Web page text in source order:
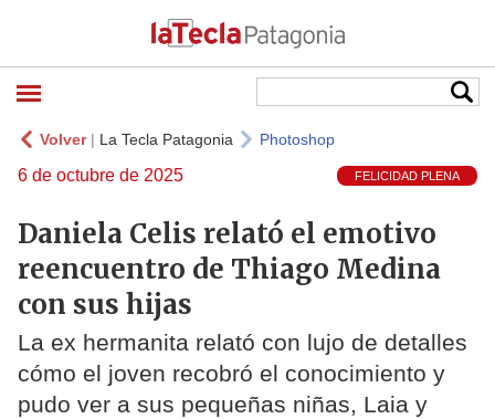
Volver| La Tecla Patagonia Photoshop
6 de octubre de 2025 FELICIDAD PLENA
Daniela Celis relató el emotivo
reencuentro de Thiago Medina
con sus hijas
La ex hermanita relató con lujo de detalles
cómo el joven recobró el conocimiento y
pudo ver a sus pequeñas niñas, Laia y